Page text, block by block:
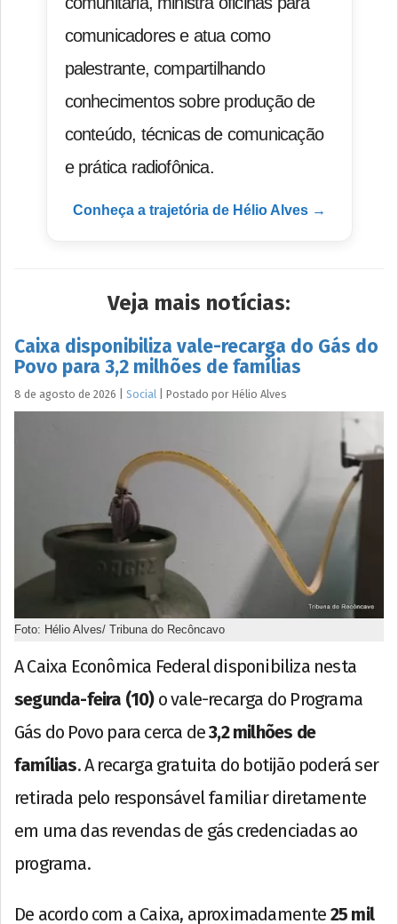
comunicadores e atua como
palestrante, compartilhando
conhecimentos sobre produção de
conteúdo, técnicas de comunicação
e prática radiofônica.
Conheça a trajetória de Hélio Alves →
Veja mais notícias:
Caixa disponibiliza vale-recarga do Gás do
Povo para 3,2 milhões de famílias
8 de agosto de 2026 Social Postado por Hélio Alves
Foto: Hélio Alves/ Tribuna do Recôncavo
A Caixa Econômica Federal disponibiliza nesta
segunda-feira (10)o vale-recarga do Programa
Gás do Povo para cerca de3,2 milhões de
famílias. A recarga gratuita do botijão poderá ser
retirada pelo responsável familiar diretamente
em uma das revendas de gás credenciadas ao
programa.
De acordo com a Caixa, aproximadamente 25 mil